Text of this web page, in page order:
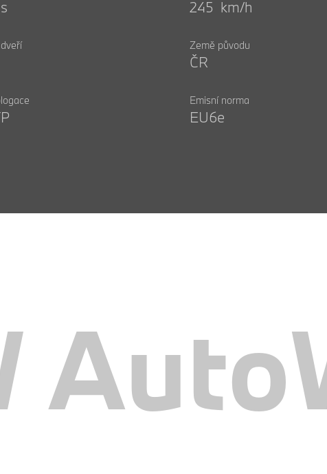
245 km/h
Země původu
ČR
Emisní norma
EU6e